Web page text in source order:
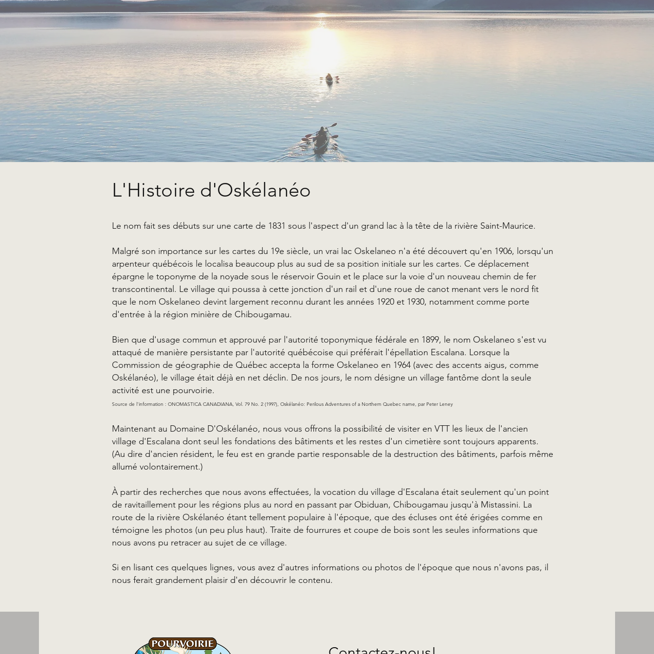
L'Histoire d'Oskélanéo
Le nom fait ses débuts sur une carte de 1831 sous l'aspect d'un grand lac à la tête de la rivière Saint-Maurice.
Malgré son importance sur les cartes du 19e siècle, un vrai lac Oskelaneo n'a été découvert qu'en 1906, lorsqu'un
arpenteur québécois le localisa beaucoup plus au sud de sa position initiale sur les cartes. Ce déplacement
épargne le toponyme de la noyade sous le réservoir Gouin et le place sur la voie d'un nouveau chemin de fer
transcontinental. Le village qui poussa à cette jonction d'un rail et d'une roue de canot menant vers le nord fit
que le nom Oskelaneo devint largement reconnu durant les années 1920 et 1930, notamment comme porte
d'entrée à la région minière de Chibougamau.
Bien que d'usage commun et approuvé par l'autorité toponymique fédérale en 1899, le nom Oskelaneo s'est vu
attaqué de manière persistante par l'autorité québécoise qui préférait l'épellation Escalana. Lorsque la
Commission de géographie de Québec accepta la forme Oskelaneo en 1964 (avec des accents aigus, comme
Oskélanéo), le village était déjà en net déclin. De nos jours, le nom désigne un village fantôme dont la seule
activité est une pourvoirie.
Source de l'information : ONOMASTICA CANADIANA, Vol. 79 No. 2 (1997), Oskélanéo: Perilous Adventures of a Northern Quebec name, par Peter Leney
Maintenant au Domaine D'Oskélanéo, nous vous offrons la possibilité de visiter en VTT les lieux de l'ancien
village d'Escalana dont seul les fondations des bâtiments et les restes d'un cimetière sont toujours apparents.
(Au dire d'ancien résident, le feu est en grande partie responsable de la destruction des bâtiments, parfois même
allumé volontairement.)
À partir des recherches que nous avons effectuées, la vocation du village d'Escalana était seulement qu'un point
de ravitaillement pour les régions plus au nord en passant par Obiduan, Chibougamau jusqu'à Mistassini. La
route de la rivière Oskélanéo étant tellement populaire à l'époque, que des écluses ont été érigées comme en
témoigne les photos (un peu plus haut). Traite de fourrures et coupe de bois sont les seules informations que
nous avons pu retracer au sujet de ce village.
Si en lisant ces quelques lignes, vous avez d'autres informations ou photos de l'époque que nous n'avons pas, il
nous ferait grandement plaisir d'en découvrir le contenu.